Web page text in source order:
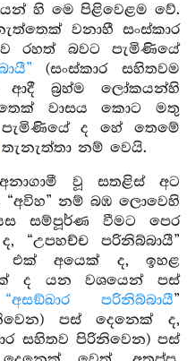
හි මෙ පිළිවෙළම වේ.
වනාහී සංස්කාර
රහත් බවට පැමිණියේ
(සංස්කාර සහිතවම
බ්‍රහ්ම ලෝකයන්හි
වාසය කොට මතු
ද හේ තෙමේ
තැනැත්තා නම් වෙයි.
වූ සතළිස් අට
නම් බඹ ලොවෙහි
සම්පූර්ණ වීමට පෙර
“උපහච්ච පරිනිබ්බායී”
එක් අයෙක් ද, ඉහළ
ද යන වශයෙන් පස්
“අසඞ්ඛාර පරිනිබ්බායී”
පස් දෙනෙක් ද,
සහිතව පිරිනිවෙන) පස්